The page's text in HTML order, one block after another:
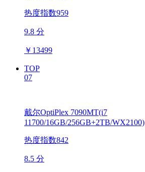
热度指数959
9.8 分
￥ 13499
TOP
07
戴尔OptiPlex 7090MT(i7
11700/16GB/256GB+2TB/WX2100)
热度指数842
8.5 分